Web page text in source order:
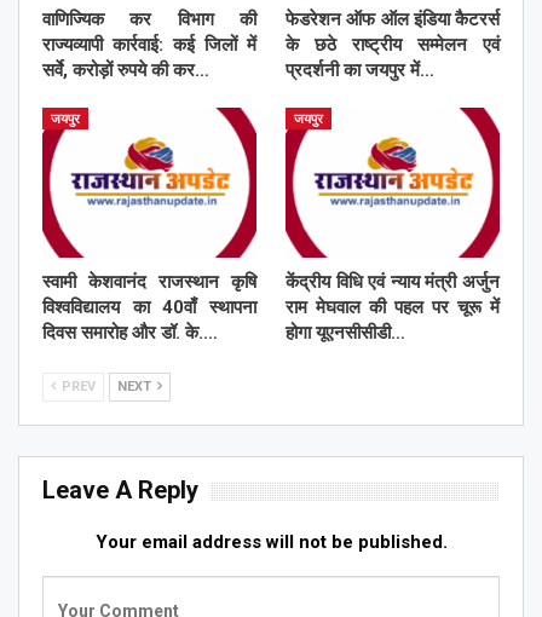
वाणिज्यिक कर विभाग की
राज्यव्यापी कार्रवाई: कई जिलों में
सर्वे, करोड़ों रुपये की कर…
फेडरेशन ऑफ ऑल इंडिया कैटरर्स
के छठे राष्ट्रीय सम्मेलन एवं
प्रदर्शनी का जयपुर में…
जयपुर
स्वामी केशवानंद राजस्थान कृषि
विश्वविद्यालय का 40वाँ स्थापना
दिवस समारोह और डॉ. के.…
जयपुर
केंद्रीय विधि एवं न्याय मंत्री अर्जुन
राम मेघवाल की पहल पर चूरू में
होगा यूएनसीसीडी…
PREV NEXT
Leave A Reply
Your email address will not be published.